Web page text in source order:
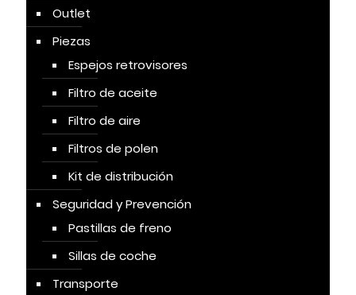
Outlet
Piezas
Espejos retrovisores
Filtro de aceite
Filtro de aire
Filtros de polen
Kit de distribución
Seguridad y Prevención
Pastillas de freno
Sillas de coche
Transporte